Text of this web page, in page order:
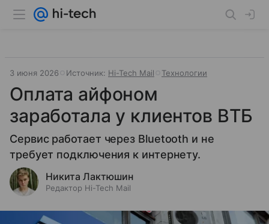
3 июня 2026 Источник: Hi-Tech Mail Технологии
Оплата айфоном
заработала у клиентов ВТБ
Сервис работает через Bluetooth и не
требует подключения к интернету.
Никита Лактюшин
Редактор Hi-Tech Mail